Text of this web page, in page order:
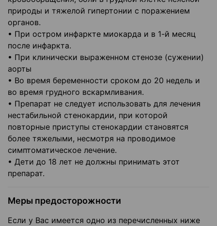
природы и тяжелой гипертонии с поражением
органов.
• При остром инфаркте миокарда и в 1-й месяц
после инфаркта.
• При клинически выраженном стенозе (сужении)
аорты
• Во время беременности сроком до 20 недель и
во время грудного вскармливания.
• Препарат не следует использовать для лечения
нестабильной стенокардии, при которой
повторные приступы стенокардии становятся
более тяжелыми, несмотря на проводимое
симптоматическое лечение.
• Дети до 18 лет не должны принимать этот
препарат.
Меры предосторожности
Если у Вас имеется одно из перечисленных ниже